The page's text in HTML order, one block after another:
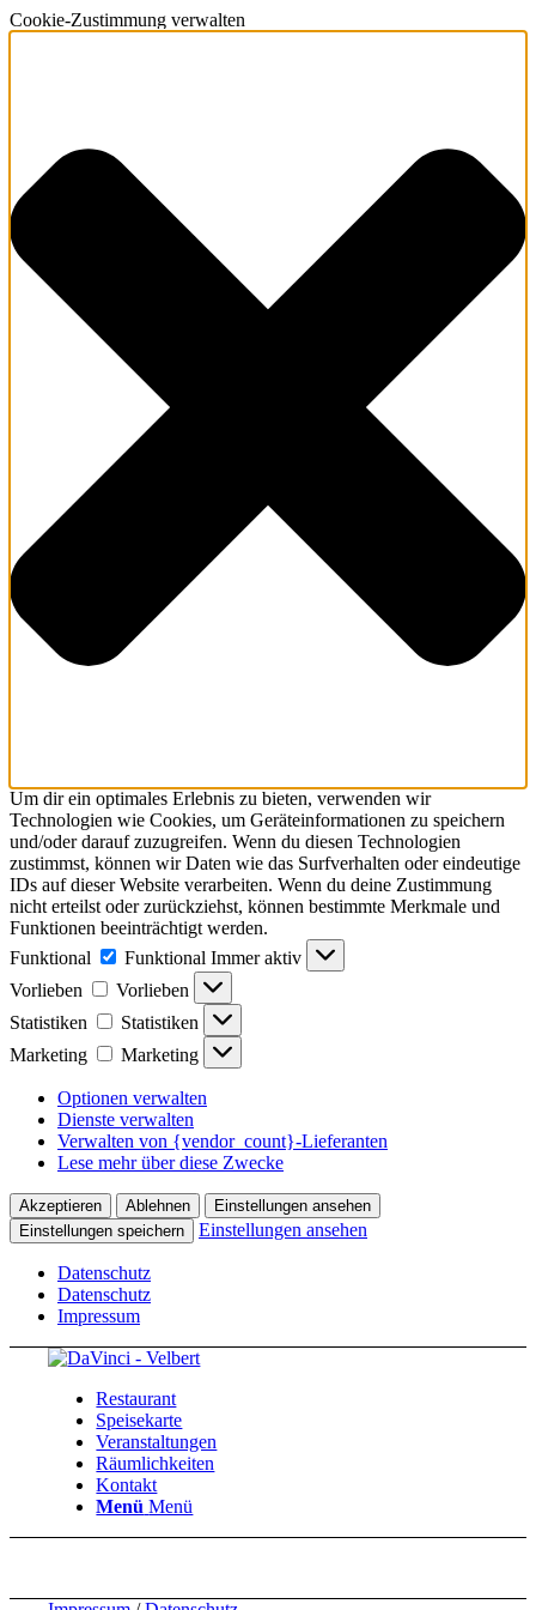
Cookie-Zustimmung verwalten
Um dir ein optimales Erlebnis zu bieten, verwenden wir
Technologien wie Cookies, um Geräteinformationen zu speichern
und/oder darauf zuzugreifen. Wenn du diesen Technologien
zustimmst, können wir Daten wie das Surfverhalten oder eindeutige
IDs auf dieser Website verarbeiten. Wenn du deine Zustimmung
nicht erteilst oder zurückziehst, können bestimmte Merkmale und
Funktionen beeinträchtigt werden.
Funktional
Funktional Immer aktiv
Vorlieben
Vorlieben
Statistiken
Statistiken
Marketing
Marketing
Optionen verwalten
Dienste verwalten
Verwalten von {vendor_count}-Lieferanten
Lese mehr über diese Zwecke
Akzeptieren Ablehnen
Einstellungen ansehen
Einstellungen speichern
Einstellungen ansehen
Datenschutz
Datenschutz
Impressum
Restaurant
Speisekarte
Veranstaltungen
Räumlichkeiten
Kontakt
Menü Menü